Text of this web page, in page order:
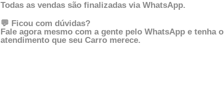
Todas as vendas são finalizadas via WhatsApp.
💬 Ficou com dúvidas?
Fale agora mesmo com a gente pelo WhatsApp e tenha o
atendimento que seu Carro merece.